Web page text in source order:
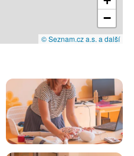
−
© Seznam.cz a.s. a další